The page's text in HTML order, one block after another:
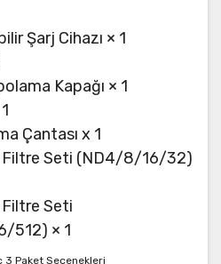
Şarj Cihazı × 1
Kapağı × 1
Çantası x 1
Filtre Seti (ND4/8/16/32)
Seti
512) × 1